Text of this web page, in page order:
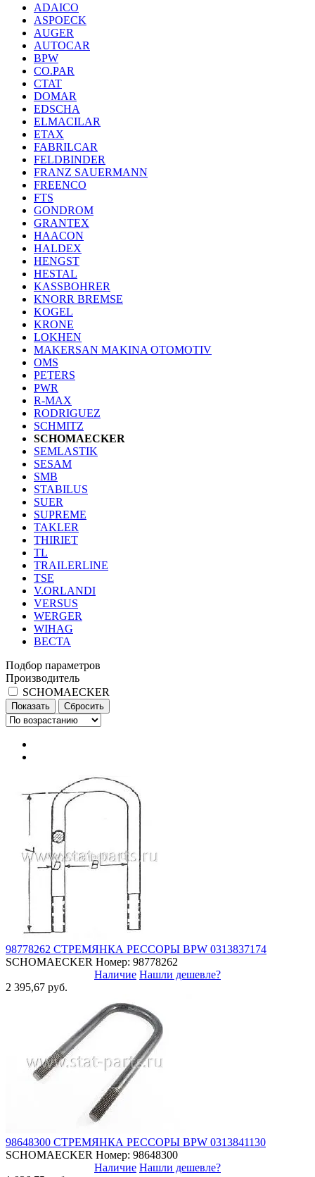
ADAICO
ASPOECK
AUGER
AUTOCAR
BPW
CO.PAR
CTAT
DOMAR
EDSCHA
ELMACILAR
ETAX
FABRILCAR
FELDBINDER
FRANZ SAUERMANN
FREENCO
FTS
GONDROM
GRANTEX
HAACON
HALDEX
HENGST
HESTAL
KASSBOHRER
KNORR BREMSE
KOGEL
KRONE
LOKHEN
MAKERSAN MAKINA OTOMOTIV
OMS
PETERS
PWR
R-MAX
RODRIGUEZ
SCHMITZ
SCHOMAECKER
SEMLASTIK
SESAM
SMB
STABILUS
SUER
SUPREME
TAKLER
THIRIET
TL
TRAILERLINE
TSE
V.ORLANDI
VERSUS
WERGER
WIHAG
ВЕСТА
Подбор параметров
Производитель
SCHOMAECKER
98778262 СТРЕМЯНКА РЕССОРЫ BPW 0313837174
SCHOMAECKER Номер: 98778262
Наличие Нашли дешевле?
2 395,67 руб.
98648300 СТРЕМЯНКА РЕССОРЫ BPW 0313841130
SCHOMAECKER Номер: 98648300
Наличие Нашли дешевле?